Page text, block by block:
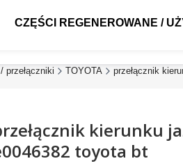
CZĘŚCI REGENEROWANE /
przełączniki TOYOTA przełącznik
kierunku
toyota bt